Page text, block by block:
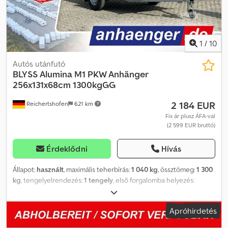
1 / 10
Reichertshofen 621 km
Autós utánfutó
BLYSSAlumina M1 PKW Anhänger
256x131x68cm 1300kgGG
2 184 EUR
Fix ár plusz ÁFA-val
(2 599 EUR bruttó)
Érdeklődni Hívás
Állapot: használt, maximális teherbírás:1 040 kg, össztömeg:1 300
kg, tengelyelrendezés:1 tengely, első forgalomba helyezés:
, következő vizsga (TÜV):06/2028
mm, rakodótér szélesség:1 310 mm, raktérmagasság:680 mm,
Alumina M1 G1 használt személyautó-utánfutó Műszaki adatok: *
Utánfutó típusa: Alumina M1, G1-es oldalfal-magasítás, használt *
Apróhirdetés